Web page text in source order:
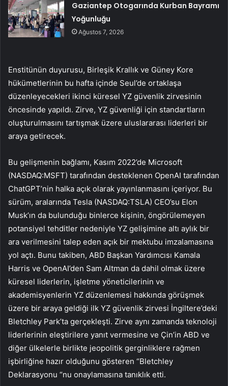
Gaziantep Otogarında Kurban Bayramı
Yoğunluğu
Ağustos 7, 2026
Enstitünün duyurusu, Birleşik Krallık ve Güney Kore
hükümetlerinin bu hafta içinde Seul’de ortaklaşa
düzenleyecekleri ikinci küresel YZ güvenlik zirvesinin
öncesinde yapıldı. Zirve, YZ güvenliği için standartların
oluşturulmasını tartışmak üzere uluslararası liderleri bir
araya getirecek.
Bu gelişmenin bağlamı, Kasım 2022’de Microsoft
(NASDAQ:MSFT) tarafından desteklenen OpenAI tarafından
ChatGPT’nin halka açık olarak yayınlanmasını içeriyor. Bu
sürüm, aralarında Tesla (NASDAQ:TSLA) CEO’su Elon
Musk’ın da bulunduğu binlerce kişinin, öngörülemeyen
potansiyel tehditler nedeniyle YZ gelişimine altı aylık bir
ara verilmesini talep eden açık bir mektubu imzalamasına
yol açtı. Bunu takiben, ABD Başkan Yardımcısı Kamala
Harris ve OpenAI’den Sam Altman da dahil olmak üzere
küresel liderlerin, işletme yöneticilerinin ve
akademisyenlerin YZ düzenlemesi hakkında görüşmek
üzere bir araya geldiği ilk YZ güvenlik zirvesi İngiltere’deki
Bletchley Park’ta gerçekleşti. Zirve aynı zamanda teknoloji
liderlerinin eleştirilere yanıt vermesine ve Çin’in ABD ve
diğer ülkelerle birlikte jeopolitik gerginliklere rağmen
işbirliğine hazır olduğunu gösteren “Bletchley
Deklarasyonu “nu onaylamasına tanıklık etti.